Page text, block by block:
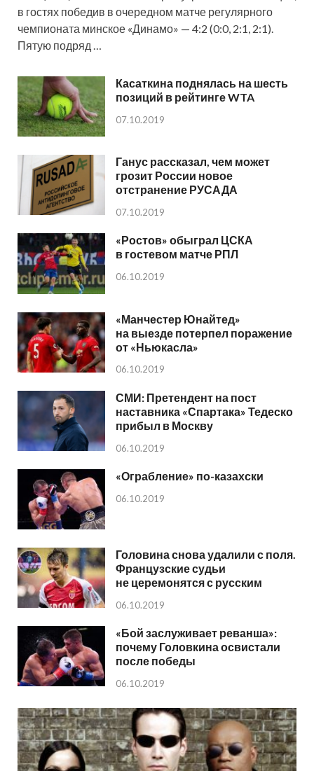
в гостях победив в очередном матче регулярного
чемпионата минское «Динамо» — 4:2 (0:0, 2:1, 2:1).
Пятую подряд …
Касаткина поднялась на шесть
позиций в рейтинге WTA
07.10.2019
Ганус рассказал, чем может
грозит России новое
отстранение РУСАДА
07.10.2019
«Ростов» обыграл ЦСКА
в гостевом матче РПЛ
06.10.2019
«Манчестер Юнайтед»
на выезде потерпел поражение
от «Ньюкасла»
06.10.2019
СМИ: Претендент на пост
наставника «Спартака» Тедеско
прибыл в Москву
06.10.2019
«Ограбление» по-казахски
06.10.2019
Головина снова удалили с поля.
Французские судьи
не церемонятся с русским
06.10.2019
«Бой заслуживает реванша»:
почему Головкина освистали
после победы
06.10.2019